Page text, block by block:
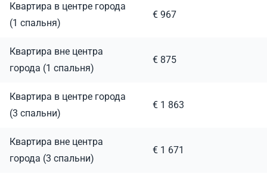
Квартира в центре города
(1 спальня)
€ 967
Квартира вне центра
города (1 спальня)
€ 875
Квартира в центре города
(3 спальни)
€ 1 863
Квартира вне центра
города (3 спальни)
€ 1 671